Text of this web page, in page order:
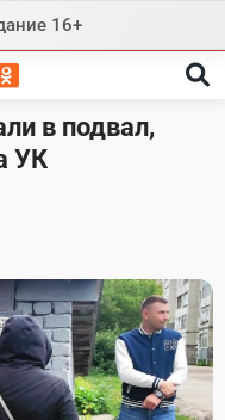
16+
в подвал,
УК